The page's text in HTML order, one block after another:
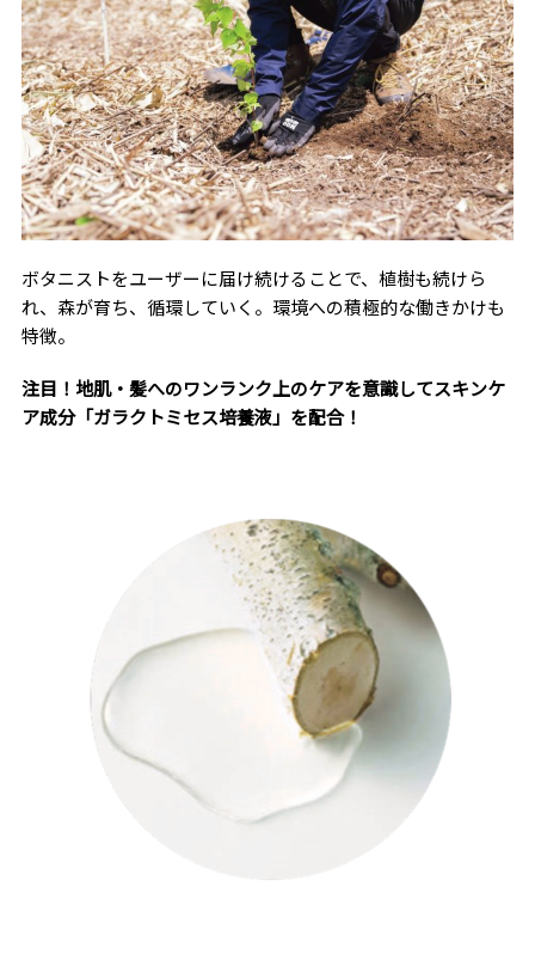
ボタニストをユーザーに届け続けることで、植樹も続けら
れ、森が育ち、循環していく。環境への積極的な働きかけも
特徴。
注目！地肌・髪へのワンランク上のケアを意識してスキンケ
ア成分「ガラクトミセス培養液」を配合！